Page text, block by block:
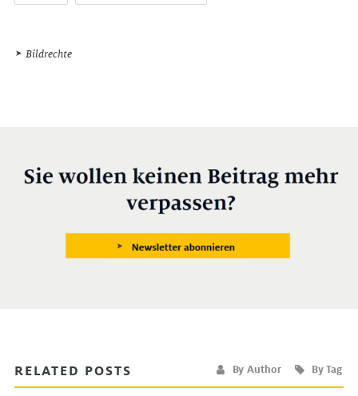
Bildrechte
RELATED POSTS By Author By Tag